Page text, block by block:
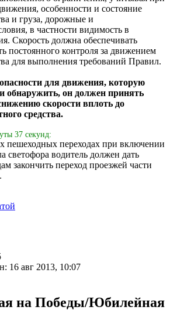
особенности и состояние
и груза, дорожные и
в частности видимость в
Скорость должна обеспечивать
постоянного контроля за движением
для выполнения требований Правил.
для движения, которую
обнаружить, он должен принять
скорости вплоть до
средства.
37 секунд:
пешеходных переходах при включении
светофора водитель должен дать
закончить переход проезжей части
16 авг 2013, 10:07
на Победы/Юбилейная